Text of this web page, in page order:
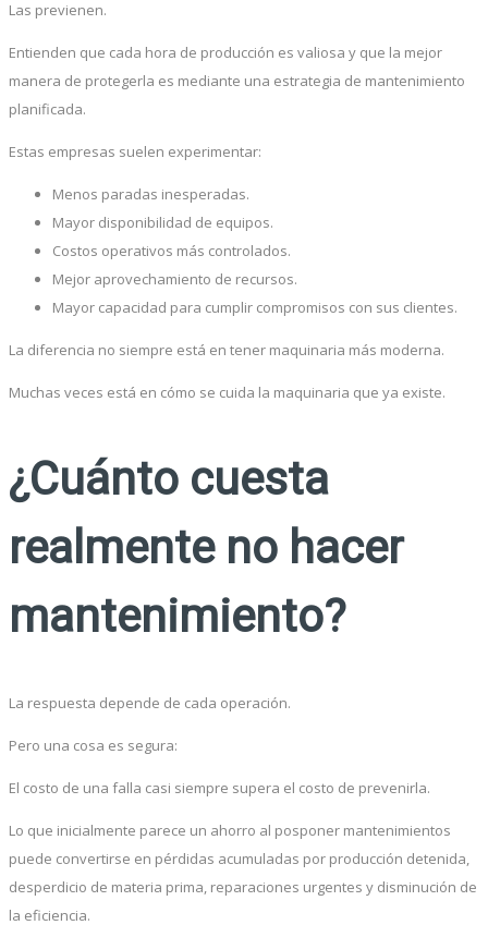
Las previenen.
Entienden que cada hora de producción es valiosa y que la mejor
manera de protegerla es mediante una estrategia de mantenimiento
planificada.
Estas empresas suelen experimentar:
Menos paradas inesperadas.
Mayor disponibilidad de equipos.
Costos operativos más controlados.
Mejor aprovechamiento de recursos.
Mayor capacidad para cumplir compromisos con sus clientes.
La diferencia no siempre está en tener maquinaria más moderna.
Muchas veces está en cómo se cuida la maquinaria que ya existe.
¿Cuánto cuesta
realmente no hacer
mantenimiento?
La respuesta depende de cada operación.
Pero una cosa es segura:
El costo de una falla casi siempre supera el costo de prevenirla.
Lo que inicialmente parece un ahorro al posponer mantenimientos
puede convertirse en pérdidas acumuladas por producción detenida,
desperdicio de materia prima, reparaciones urgentes y disminución de
la eficiencia.